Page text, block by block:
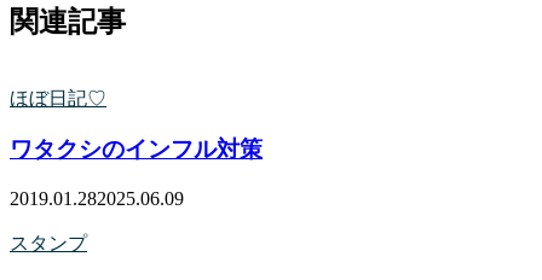
関連記事
ほぼ日記♡
ワタクシのインフル対策
2019.01.282025.06.09
スタンプ